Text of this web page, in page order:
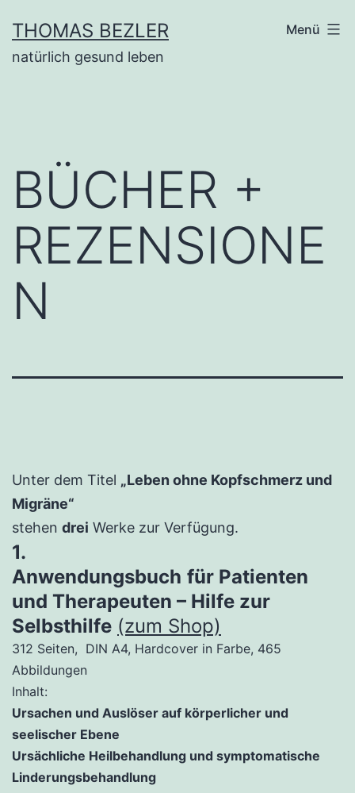
Inhalt
springen
THOMAS BEZLER
natürlich gesund leben
Menü
BÜCHER +
REZENSIONE
N
Unter dem Titel „Leben ohne Kopfschmerz und
Migräne“
stehen drei Werke zur Verfügung.
1.
Anwendungsbuch für Patienten
und Therapeuten – Hilfe zur
Selbsthilfe (zum Shop)
312 Seiten, DIN A4, Hardcover in Farbe, 465
Abbildungen
Inhalt:
Ursachen und Auslöser auf körperlicher und
seelischer Ebene
Ursächliche Heilbehandlung und symptomatische
Linderungsbehandlung